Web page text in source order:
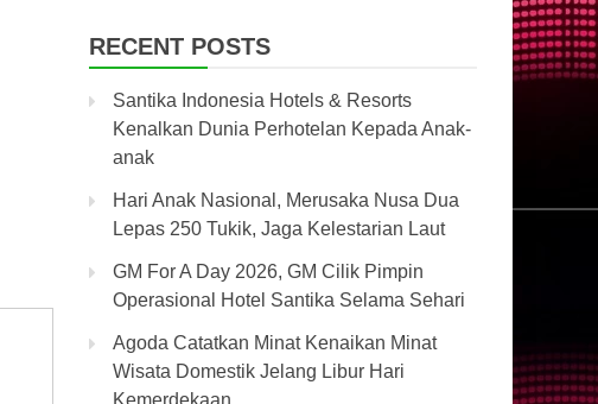
RECENT POSTS
Santika Indonesia Hotels & Resorts
Kenalkan Dunia Perhotelan Kepada Anak-
anak
Hari Anak Nasional, Merusaka Nusa Dua
Lepas 250 Tukik, Jaga Kelestarian Laut
GM For A Day 2026, GM Cilik Pimpin
Operasional Hotel Santika Selama Sehari
Agoda Catatkan Minat Kenaikan Minat
Wisata Domestik Jelang Libur Hari